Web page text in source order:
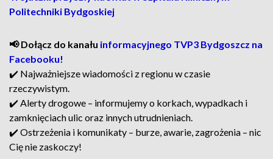
Politechniki Bydgoskiej
📢 Dołącz do kanału informacyjnego TVP3 Bydgoszcz na
Facebooku!
✔️ Najważniejsze wiadomości z regionu w czasie
rzeczywistym.
✔️ Alerty drogowe – informujemy o korkach, wypadkach i
zamknięciach ulic oraz innych utrudnieniach.
✔️ Ostrzeżenia i komunikaty – burze, awarie, zagrożenia – nic
Cię nie zaskoczy!